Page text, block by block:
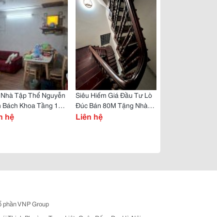
Tập Thể Nguyễn
Bách Khoa Tầng 1+2
Bản Hai Bà Trưng
hệ
Siêu Hiếm Giá Đầu Tư Lò
Đúc Bán 80M Tặng Nhà
Hai Bà Trưng
Liên hệ
phần VNP Group